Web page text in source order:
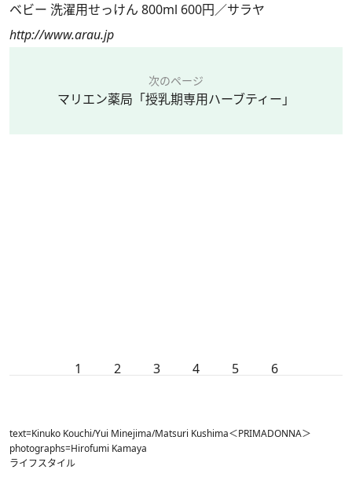
ベビー 洗濯用せっけん 800ml 600円／サラヤ
http://www.arau.jp
次のページ
マリエン薬局「授乳期専用ハーブティー」
1 2 3 4 5 6
text=Kinuko Kouchi/Yui Minejima/Matsuri Kushima＜PRIMADONNA＞
photographs=Hirofumi Kamaya
ライフスタイル